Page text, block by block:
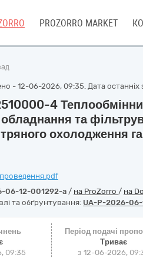
PROZORRO MARKET
- 12-06-2026, 09:35. Дата останніх
4
та
охолодження
06-12-001292-a / на ProZorro / на
та обґрунтування: UA-P-2026-06-
09:35
Період подачі
Триває
з 12-06-2026,